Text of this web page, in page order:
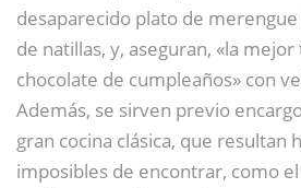
desaparecido plato de
de natillas, y, aseguran, «la
chocolate de cumpleaños» con
Además, se sirven previo
gran cocina clásica, que resultan
imposibles de encontrar, como